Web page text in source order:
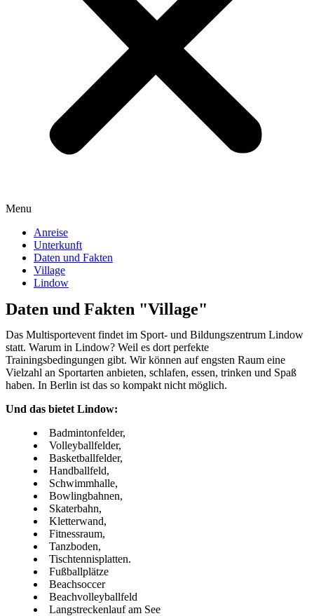
Menu
Anreise
Unterkunft
Daten und Fakten
Village
Lindow
Daten und Fakten "Village"
Das Multisportevent findet im Sport- und Bildungszentrum Lindow
statt. Warum in Lindow? Weil es dort perfekte
Trainingsbedingungen gibt. Wir können auf engsten Raum eine
Vielzahl an Sportarten anbieten, schlafen, essen, trinken und Spaß
haben. In Berlin ist das so kompakt nicht möglich.
Und das bietet Lindow:
Badmintonfelder,
Volleyballfelder,
Basketballfelder,
Handballfeld,
Schwimmhalle,
Bowlingbahnen,
Skaterbahn,
Kletterwand,
Fitnessraum,
Tanzboden,
Tischtennisplatten.
Fußballplätze
Beachsoccer
Beachvolleyballfeld
Langstreckenlauf am See